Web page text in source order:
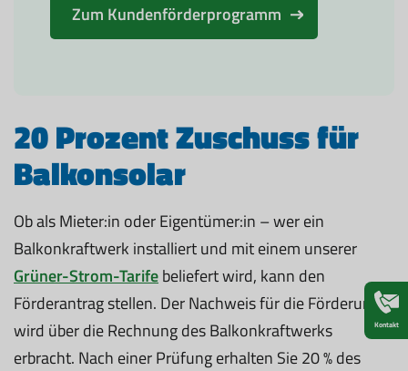
Zum Kundenförderprogramm
20 Prozent Zuschuss für
Balkonsolar
Ob als Mieter:in oder Eigentümer:in – wer ein
Balkonkraftwerk installiert und mit einem unserer
Grüner-Strom-Tarifebeliefert wird, kann den
Förderantrag stellen. Der Nachweis für die Förderung
wird über die Rechnung des Balkonkraftwerks
erbracht. Nach einer Prüfung erhalten Sie 20 % des
Kontakt